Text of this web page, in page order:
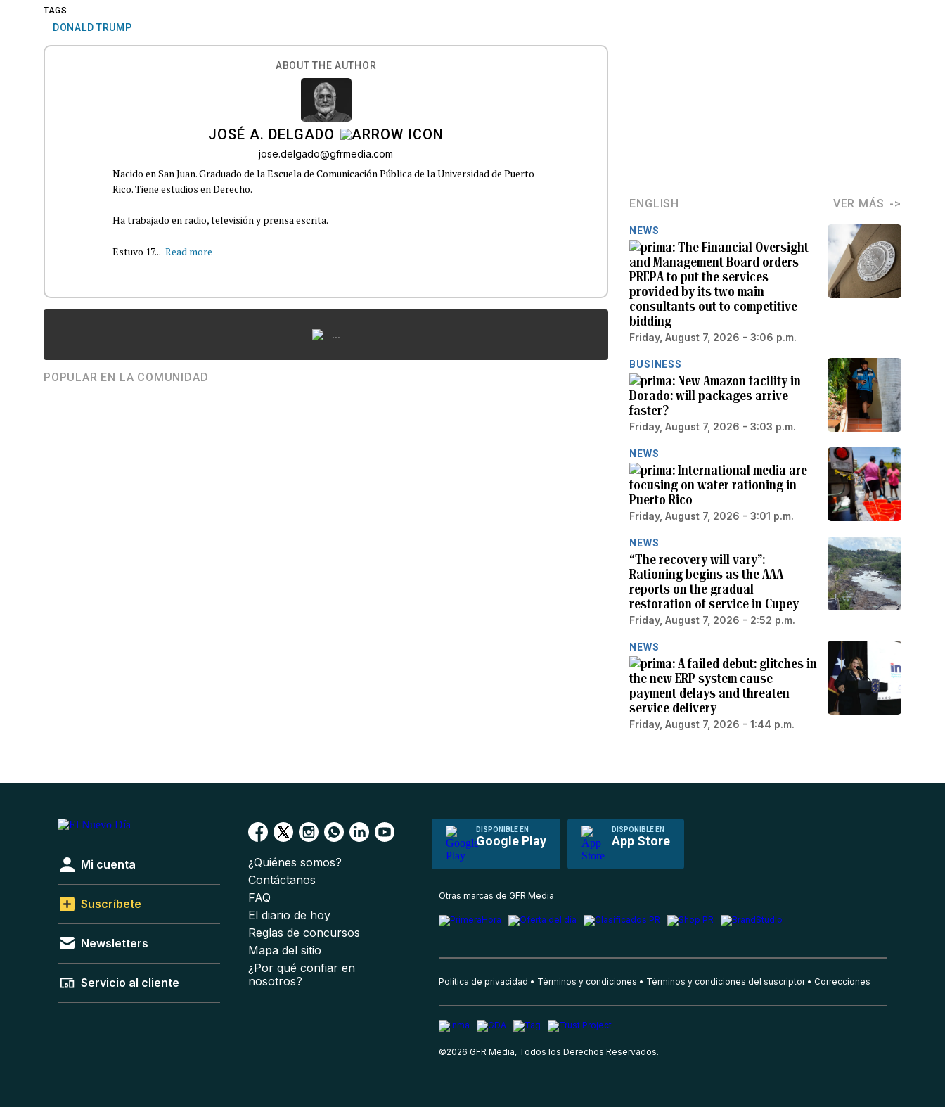
TAGS
DONALD TRUMP
ABOUT THE AUTHOR
JOSÉ A. DELGADO
jose.delgado@gfrmedia.com
Nacido en San Juan. Graduado de la Escuela de Comunicación Pública de la Universidad de Puerto
Rico. Tiene estudios en Derecho.
Ha trabajado en radio, televisión y prensa escrita.
Estuvo 17... Read more
...
POPULAR EN LA COMUNIDAD
ENGLISH VER MÁS
NEWS
The Financial Oversight
and Management Board orders
PREPA to put the services
provided by its two main
consultants out to competitive
bidding
Friday, August 7, 2026 - 3:06 p.m.
BUSINESS
New Amazon facility in
Dorado: will packages arrive
faster?
Friday, August 7, 2026 - 3:03 p.m.
NEWS
International media are
focusing on water rationing in
Puerto Rico
Friday, August 7, 2026 - 3:01 p.m.
NEWS
“The recovery will vary”:
Rationing begins as the AAA
reports on the gradual
restoration of service in Cupey
Friday, August 7, 2026 - 2:52 p.m.
NEWS
A failed debut: glitches in
the new ERP system cause
payment delays and threaten
service delivery
Friday, August 7, 2026 - 1:44 p.m.
DISPONIBLE EN
Google Play
DISPONIBLE EN
App Store
Mi cuenta
Suscríbete
Newsletters
Servicio al cliente
¿Quiénes somos?
Contáctanos
FAQ
El diario de hoy
Reglas de concursos
Mapa del sitio
¿Por qué confiar en
nosotros?
Otras marcas de GFR Media
Política de privacidad Términos y condiciones Términos y condiciones del suscriptor Correcciones
©2026 GFR Media, Todos los Derechos Reservados.